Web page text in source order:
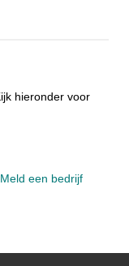
hieronder voor
Meld een bedrijf